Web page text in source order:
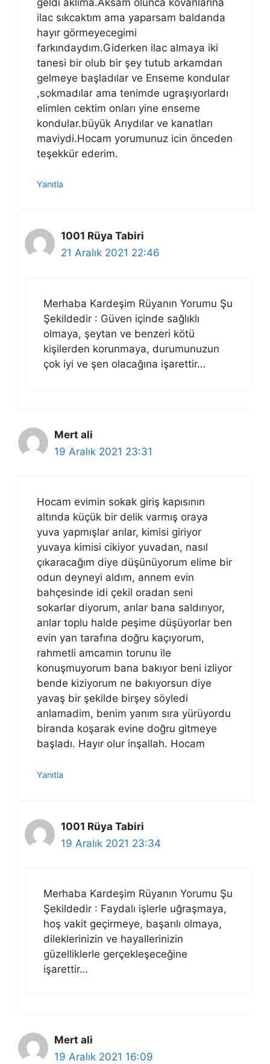
ilac sıkcaktım ama yaparsam baldanda
hayır görmeyecegimi
farkındaydım.Giderken ilac almaya iki
tanesi bir olub bir şey tutub arkamdan
gelmeye başladılar ve Enseme kondular
,sokmadılar ama tenimde ugraşıyorlardı
elimlen cektim onları yine enseme
kondular.büyük Arıydılar ve kanatları
maviydi.Hocam yorumunuz icin önceden
teşekkür ederim.
Yanıtla
1001 Rüya Tabiri
21 Aralık 2021 22:46
Merhaba Kardeşim Rüyanın Yorumu Şu
Şekildedir : Güven içinde sağlıklı
olmaya, şeytan ve benzeri kötü
kişilerden korunmaya, durumunuzun
çok iyi ve şen olacağına işarettir…
Mert ali
19 Aralık 2021 23:31
Hocam evimin sokak giriş kapısının
altında küçük bir delik varmış oraya
yuva yapmışlar arılar, kimisi giriyor
yuvaya kimisi cikiyor yuvadan, nasıl
çıkaracağım diye düşünüyorum elime bir
odun deyneyi aldım, annem evin
bahçesinde idi çekil oradan seni
sokarlar diyorum, arılar bana saldırıyor,
arılar toplu halde peşime düşüyorlar ben
evin yan tarafına doğru kaçıyorum,
rahmetli amcamın torunu ile
konuşmuyorum bana bakıyor beni izliyor
bende kiziyorum ne bakıyorsun diye
yavaş bir şekilde birşey söyledi
anlamadim, benim yanım sıra yürüyordu
biranda koşarak evine doğru gitmeye
başladı. Hayır olur inşallah. Hocam
Yanıtla
1001 Rüya Tabiri
19 Aralık 2021 23:34
Merhaba Kardeşim Rüyanın Yorumu Şu
Şekildedir : Faydalı işlerle uğraşmaya,
hoş vakit geçirmeye, başarılı olmaya,
dileklerinizin ve hayallerinizin
güzelliklerle gerçekleşeceğine
işarettir…
Mert ali
19 Aralık 2021 16:09